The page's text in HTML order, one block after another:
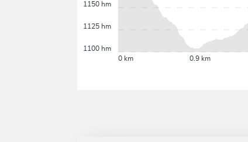
0 km 0.9 km
1100 hm
1125 hm
1150 hm